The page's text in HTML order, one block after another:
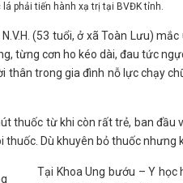
phải tiến hành xạ trị tại BVĐK tỉnh.
(53 tuổi, ở xã Toàn Lưu)
từng cơn ho kéo dài, đau tức
thân trong gia đình nỗ lực chạy
thuốc từ khi còn rất trẻ, ban
Dù khuyên bỏ thuốc nhưng
Tại Khoa Ung bướu – Y học